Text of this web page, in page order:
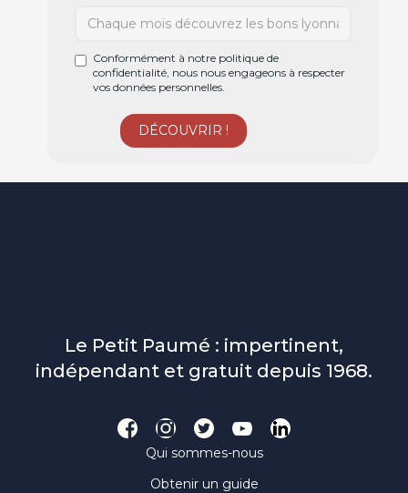
Conformément à notre politique de
confidentialité, nous nous engageons à respecter
vos données personnelles.
Le Petit Paumé : impertinent,
indépendant et gratuit depuis 1968.
Qui sommes-nous
Obtenir un guide